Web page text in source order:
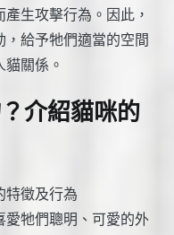
生攻擊行為。因此，
給予牠們適當的空間
關係。
介紹貓咪的
特徵及行為
愛牠們聰明、可愛的外